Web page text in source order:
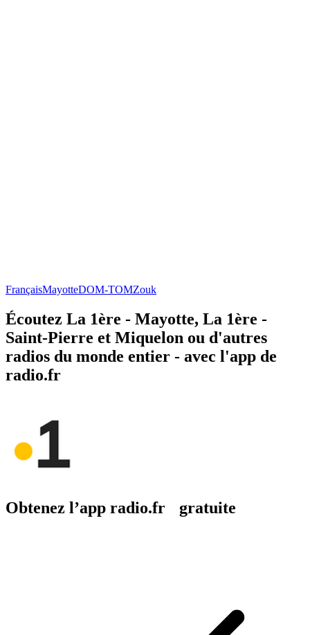
FrançaisMayotteDOM-TOMZouk
Écoutez La 1ère - Mayotte, La 1ère -
Saint-Pierre et Miquelon ou d'autres
radios du monde entier - avec l'app de
radio.fr
Obtenez l’app radio.fr gratuite